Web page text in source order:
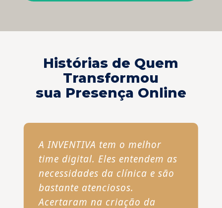
Histórias de Quem
Transformou
sua Presença Online
A INVENTIVA tem o melhor
time digital. Eles entendem as
necessidades da clínica e são
bastante atenciosos.
Acertaram na criação da